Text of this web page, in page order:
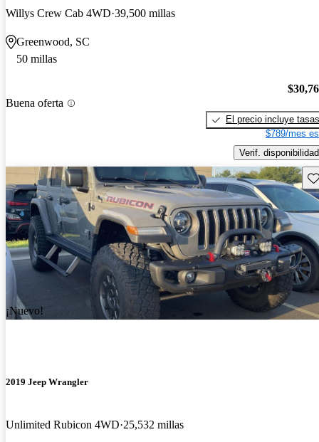
Willys Crew Cab 4WD 39,500 millas
Greenwood, SC
50 millas
Buena oferta
El precio incluye tasas
$789/mes
Verif. disponibilidad
¡Nuevo!
2019 Jeep Wrangler
Unlimited Rubicon 4WD 25,532 millas